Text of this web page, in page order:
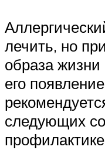
лечить, но
образа
его
следующих